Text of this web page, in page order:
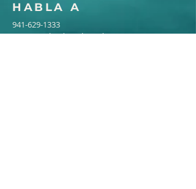
HABLA A
941-629-1333
2036 Loveland Boulevard